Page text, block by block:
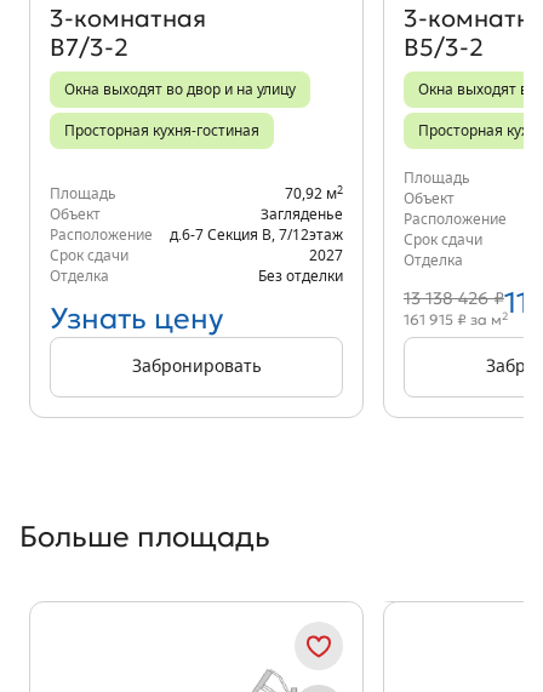
3‑комнатная
В7/3-2
Окна выходят во двор и на улицу
Просторная кухня-гостиная
Площадь 70,92 м2
Объект
Загляденье
Расположение
д.6-7 Секция В 7/12этаж
Срок сдачи
2027
Отделка
Без отделки
Узнать цену
Забронировать
В5/3-2
Окна выходят во
Просторная
Площадь
Объект
Расположение
Срок сдачи
Отделка
13 138 426 ₽
161 915 ₽ за м2
Больше площадь